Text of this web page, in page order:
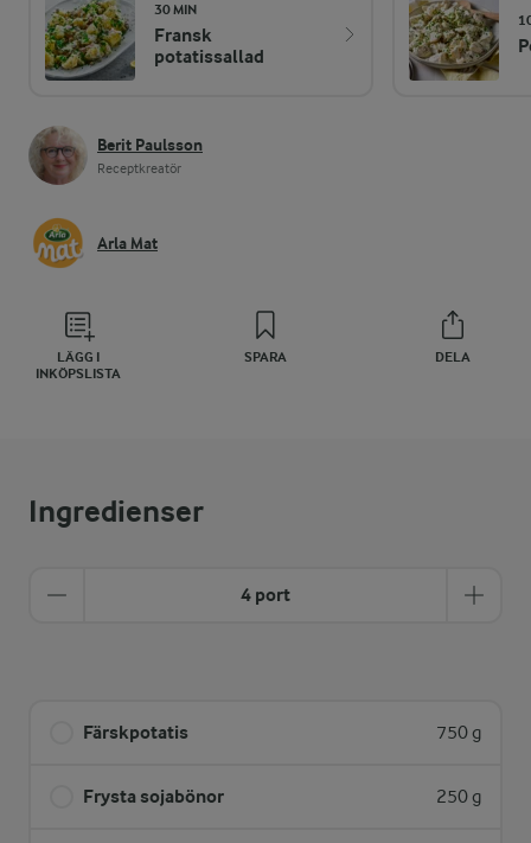
30 MIN
Fransk
potatissallad
Berit Paulsson
Receptkreatör
Arla Mat
LÄGG I
INKÖPSLISTA
SPARA DELA
Ingredienser
4 port
Färskpotatis 750 g
Frysta sojabönor 250 g